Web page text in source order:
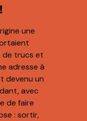
une
de trucs et
adresse à
devenu un
avec
de faire
: sortir,